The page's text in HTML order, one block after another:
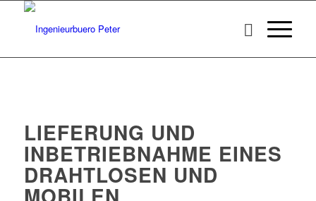
LIEFERUNG UND
INBETRIEBNAHME EINES
DRAHTLOSEN UND